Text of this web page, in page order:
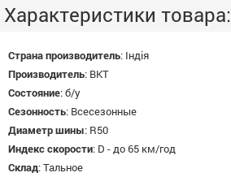
Характеристики товара:
Страна производитель: Індія
Производитель: BKT
Состояние:б/у
Сезонность: Всесезонные
Диаметр шины: R50
Индекс скорости: D - до 65 км/год
Склад:Тальное